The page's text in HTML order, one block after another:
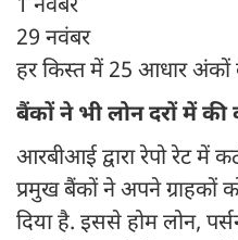
1 नवंबर
29 नवंबर
हर किस्त में 25 आधार अंकों
बैंकों ने भी लोन दरों में की
आरबीआई द्वारा रेपो रेट में
प्रमुख बैंकों ने अपने
दिया है. इससे होम लोन,